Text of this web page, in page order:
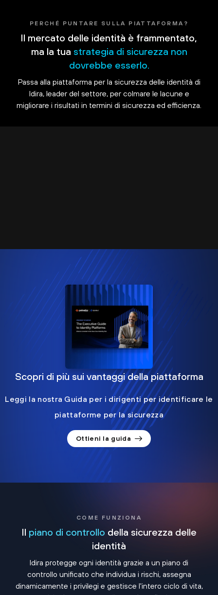
PERCHÉ PUNTARE SULLA PIATTAFORMA?
Il mercato delle identità è frammentato,
ma la tua strategia di sicurezza non
dovrebbe esserlo.
Passa alla piattaforma per la sicurezza delle identità di
Idira, leader del settore, per colmare le lacune e
migliorare i risultati in termini di sicurezza ed efficienza.
Scopri di più sui vantaggi della piattaforma
Leggi la nostra Guida per i dirigenti per identificare le
piattaforme per la sicurezza
Ottieni la guida
COME FUNZIONA
Il piano di controllo della sicurezza delle
identità
Idira protegge ogni identità grazie a un piano di
controllo unificato che individua i rischi, assegna
dinamicamente i privilegi e gestisce l'intero ciclo di vita,